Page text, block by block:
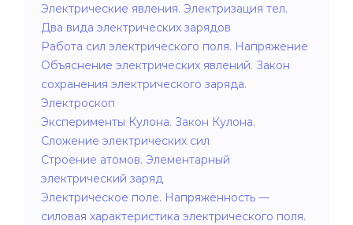
Электрические явления. Электризация тел.
Два вида электрических зарядов
Работа сил электрического поля. Напряжение
Объяснение электрических явлений. Закон
сохранения электрического заряда.
Электроскоп
Эксперименты Кулона. Закон Кулона.
Сложение электрических сил
Строение атомов. Элементарный
электрический заряд
Электрическое поле. Напряжённость —
силовая характеристика электрического поля.